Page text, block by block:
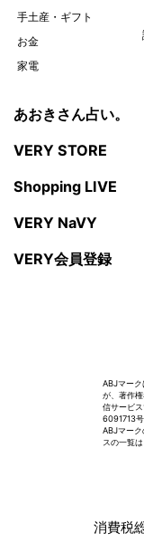
手土産・ギフト
お金
家電
あおきさん占い。
VERY STORE
Shopping LIVE
VERY NaVY
VERY会員登録
ABJマーク
が、著作
信サービ
6091713号
ABJマー
スの一覧は
消費税